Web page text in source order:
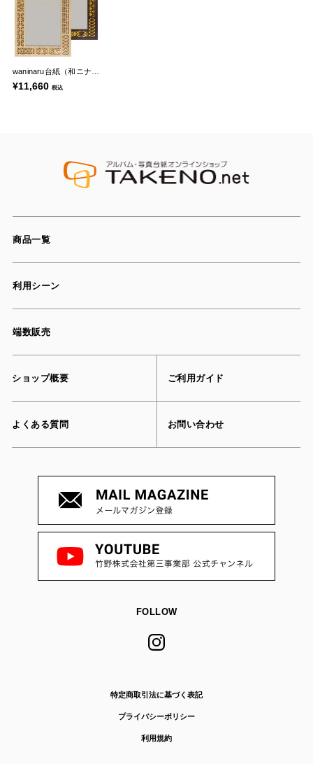
¥11,660 税込
商品一覧
利用シーン
端数販売
ショップ概要 ご利用ガイド
よくある質問 お問い合わせ
FOLLOW
特定商取引法に基づく表記
プライバシーポリシー
利用規約